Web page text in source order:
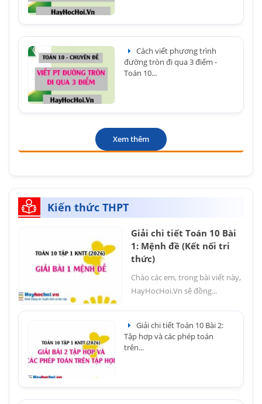
Cách viết phương trình
đường tròn đi qua 3 điểm -
Toán 10...
Xem thêm
Kiến thức THPT
Giải chi tiết Toán 10 Bài
1: Mệnh đề (Kết nối tri
thức)
Chào các em, trong bài viết này,
HayHocHoi.Vn sẽ đồng...
Giải chi tiết Toán 10 Bài 2:
Tập hợp và các phép toán
trên...